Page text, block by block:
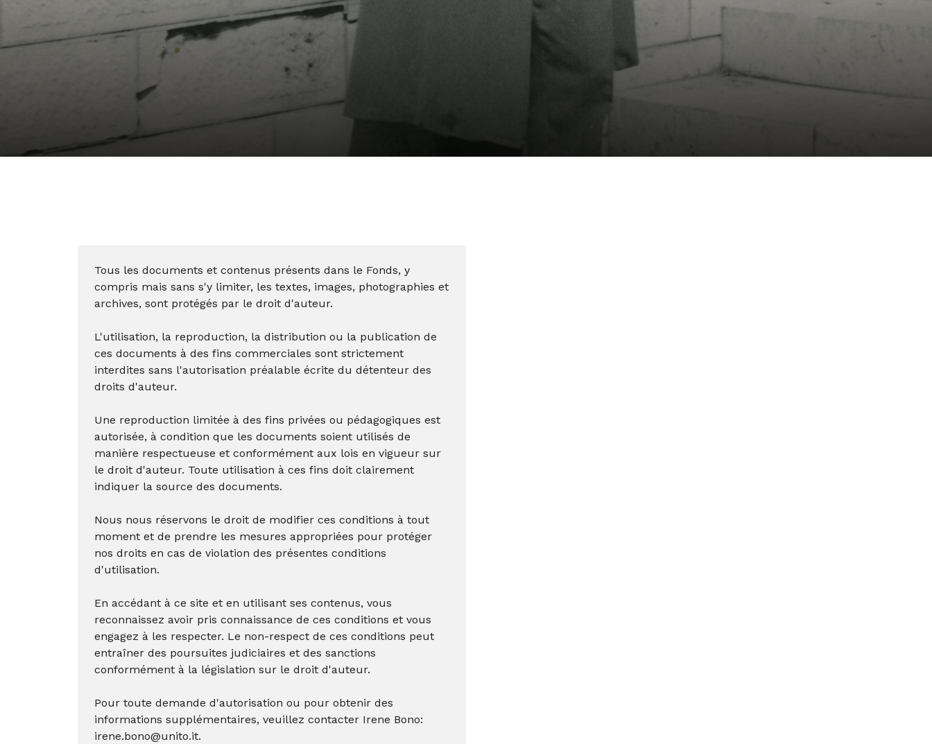
Tous les documents et contenus présents dans le Fonds, y
compris mais sans s'y limiter, les textes, images, photographies et
archives, sont protégés par le droit d'auteur.
L'utilisation, la reproduction, la distribution ou la publication de
ces documents à des fins commerciales sont strictement
interdites sans l'autorisation préalable écrite du détenteur des
droits d'auteur.
Une reproduction limitée à des fins privées ou pédagogiques est
autorisée, à condition que les documents soient utilisés de
manière respectueuse et conformément aux lois en vigueur sur
le droit d'auteur. Toute utilisation à ces fins doit clairement
indiquer la source des documents.
Nous nous réservons le droit de modifier ces conditions à tout
moment et de prendre les mesures appropriées pour protéger
nos droits en cas de violation des présentes conditions
d'utilisation.
En accédant à ce site et en utilisant ses contenus, vous
reconnaissez avoir pris connaissance de ces conditions et vous
engagez à les respecter. Le non-respect de ces conditions peut
entraîner des poursuites judiciaires et des sanctions
conformément à la législation sur le droit d'auteur.
Pour toute demande d'autorisation ou pour obtenir des
informations supplémentaires, veuillez contacter Irene Bono:
irene.bono@unito.it.